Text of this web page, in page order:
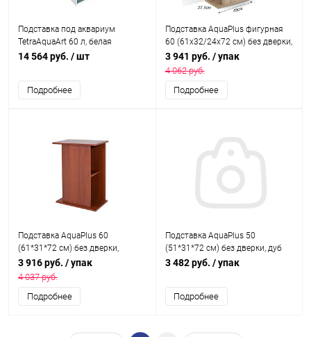
Подставка под аквариум
TetraAquaArt 60 л, белая
14 564 руб. / шт
Подробнее
Подставка AquaPlus фигурная
60 (61х32/24х72 см) без дверки,
дуб сонома, в коробке,
подходит для модели
аквариума STD Ф70
3 941 руб. / упак
4 062 руб.
Подробнее
Подставка AquaPlus 60
(61*31*72 см) без дверки,
итальянский орех, в коробке,
подходит для моделей
аквариумов STD П72
3 916 руб. / упак
4 037 руб.
Подробнее
Подставка AquaPlus 50
(51*31*72 см) без дверки, дуб
сонома, в коробке, подходит
П60
3 482 руб. / упак
Подробнее